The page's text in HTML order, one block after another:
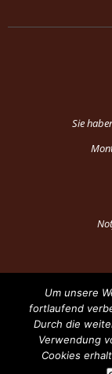
Sie
Um unsere
fortlaufend
Durch die
Verwendung
Cookies